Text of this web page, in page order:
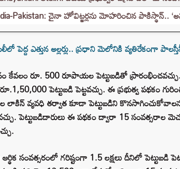
Pakistan: చైనా హోవిట్జర్లను మోహరించిన పాకిస్థాన్..
పెద్ద ఎత్తున అల్లర్లు.. ప్రధాని మెలోనికి వ్యతిరేకంగా
కేవలం రూ. 500 రూపాయల పెట్టుబడితో
పెట్టుబడి పెట్టవచ్చు. ఈ ప్రభుత్వ పథకం
లాకిన్ వ్యవధి తర్వాత కూడా పెట్టుబడిని
పెట్టుబడిదారులు ఈ పథకం ద్వారా 15 సంవత్సరాల
సంవత్సరంలో గరిష్టంగా 1.5 లక్షలు దీనిలో